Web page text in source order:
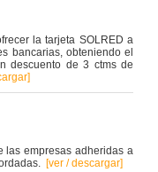
la tarjeta SOLRED a
bancarias, obteniendo el
descuento de 3 ctms de
las empresas adheridas a
[ver / descargar]